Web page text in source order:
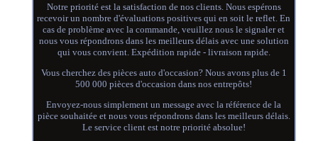
Notre priorité est la satisfaction de nos clients. Nous espérons
recevoir un nombre d'évaluations positives qui en soit le reflet. En
cas de problème avec la commande, veuillez nous le signaler et
nous vous répondrons dans les meilleurs délais avec une solution
qui vous convient. Expédition rapide - livraison rapide.
Vous cherchez des pièces auto d'occasion? Nous avons plus de 1
500 000 pièces d'occasion dans nos entrepôts!
Envoyez-nous simplement un message avec la référence de la
pièce souhaitée et nous vous répondrons dans les meilleurs délais.
Le service client est notre priorité absolue!